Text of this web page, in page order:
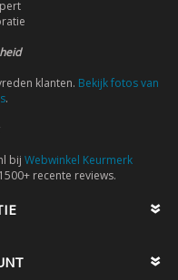
klanten. Bekijk fotos van
.
bij Webwinkel Keurmerk
recente reviews.